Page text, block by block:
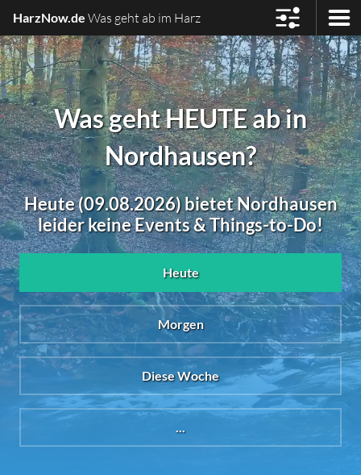
HarzNow.de Was geht ab im Harz
Was geht HEUTE ab in
Nordhausen?
Heute (09.08.2026) bietet Nordhausen
leider keine Events & Things-to-Do!
Heute
Morgen
Diese Woche